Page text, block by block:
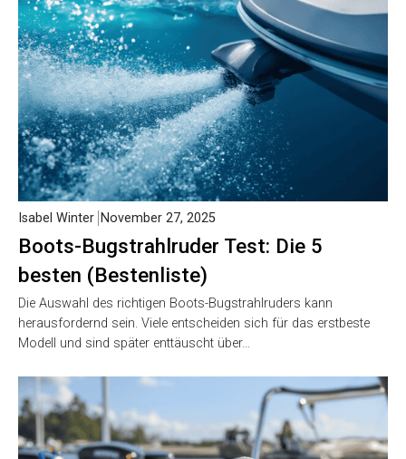
Boots-Bugstrahlruder Test: Die 5
besten (Bestenliste)
Isabel Winter November 27, 2025
Die Auswahl des richtigen Boots-Bugstrahlruders kann
herausfordernd sein. Viele entscheiden sich für das erstbeste
Modell und sind später enttäuscht über…